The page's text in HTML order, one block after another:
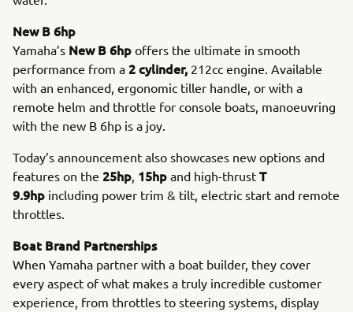
New B 6hp
Yamaha’s New B 6hp offers the ultimate in smooth
performance from a 2 cylinder, 212cc engine. Available
with an enhanced, ergonomic tiller handle, or with a
remote helm and throttle for console boats, manoeuvring
with the new B 6hp is a joy.
Today’s announcement also showcases new options and
features on the 25hp, 15hp and high-thrust T
9.9hp including power trim & tilt, electric start and remote
throttles.
Boat Brand Partnerships
When Yamaha partner with a boat builder, they cover
every aspect of what makes a truly incredible customer
experience, from throttles to steering systems, display